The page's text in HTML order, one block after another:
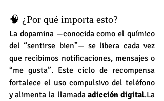
🧠 ¿Por qué importa esto?
La dopamina —conocida como el químico
del “sentirse bien”— se libera cada vez
que recibimos notificaciones, mensajes o
“me gusta”. Este ciclo de recompensa
fortalece el uso compulsivo del teléfono
y alimenta la llamada adicción digital.La